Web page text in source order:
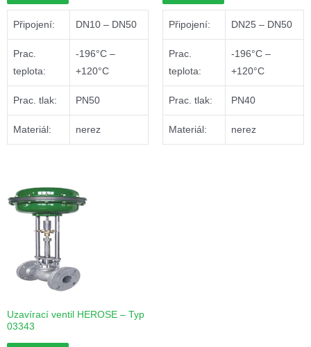
Připojení: DN10 – DN50
Prac.
teplota:
-196°C –
+120°C
Prac. tlak: PN50
Materiál: nerez
Připojení: DN25 – DN50
Prac.
teplota:
-196°C –
+120°C
Prac. tlak: PN40
Materiál: nerez
Uzavírací ventil HEROSE – Typ
03343